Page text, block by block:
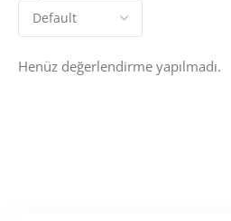
Henüz değerlendirme yapılmadı.